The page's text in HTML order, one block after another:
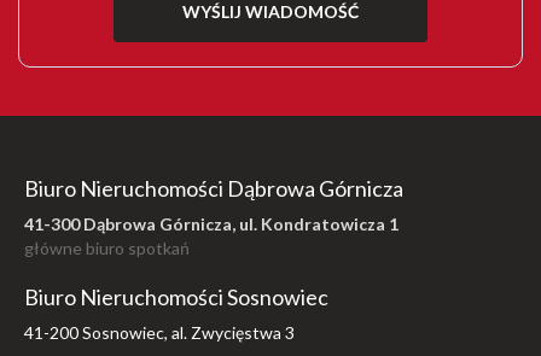
Biuro Nieruchomości Dąbrowa Górnicza
41-300 Dąbrowa Górnicza, ul. Kondratowicza 1
główne biuro spotkań
Biuro Nieruchomości Sosnowiec
41-200 Sosnowiec, al. Zwycięstwa 3